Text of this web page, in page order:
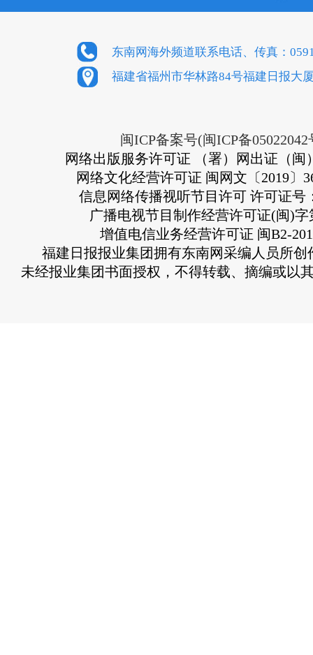
东南网海外频道联系电话、传真：
福建省福州市华林路84号福建日报大
闽ICP备案号(闽ICP备05022042
网络出版服务许可证 （署）网出证（闽
网络文化经营许可证 闽网文〔2019〕
信息网络传播视听节目许可 许可证号
广播电视节目制作经营许可证(闽)字
增值电信业务经营许可证 闽B2-
福建日报报业集团拥有东南网采编人员所创
未经报业集团书面授权，不得转载、摘编或以